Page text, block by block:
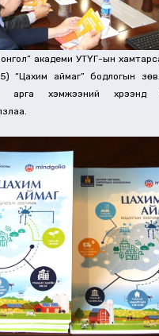
академи УТҮГ-ын
“Цахим аймаг” бодлогын
арга хэмжээний